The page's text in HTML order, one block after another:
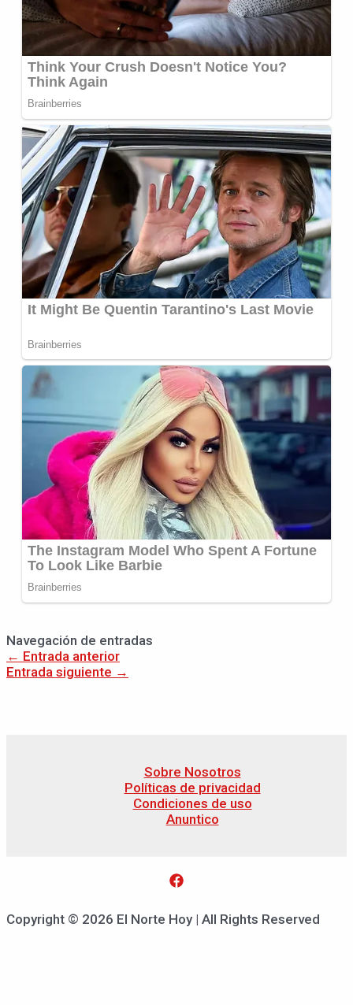
Navegación de entradas
← Entrada anterior
Entrada siguiente →
Sobre Nosotros
Políticas de privacidad
Condiciones de uso
Anuntico
Copyright © 2026 El Norte Hoy | All Rights Reserved